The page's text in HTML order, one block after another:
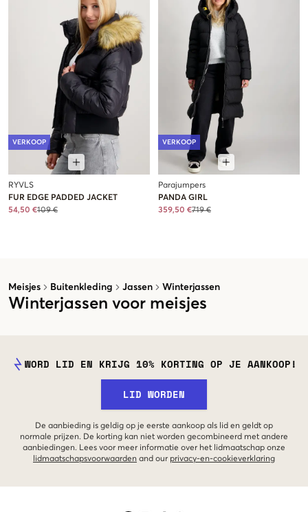
Meisjes Buitenkleding Jassen Winterjassen
Winterjassen voor meisjes
VERKOOP
RYVLS
FUR EDGE PADDED JACKET
54,50 €109 €
VERKOOP
Parajumpers
PANDA GIRL
359,50 €719 €
WORD LID EN KRIJG 10% KORTING OP JE AANKOOP!
LID WORDEN
De aanbieding is geldig op je eerste aankoop als lid en geldt op
normale prijzen. De korting kan niet worden gecombineerd met andere
aanbiedingen. Lees voor meer informatie over het lidmaatschap onze
lidmaatschapsvoorwaarden and our privacy-en-cookieverklaring